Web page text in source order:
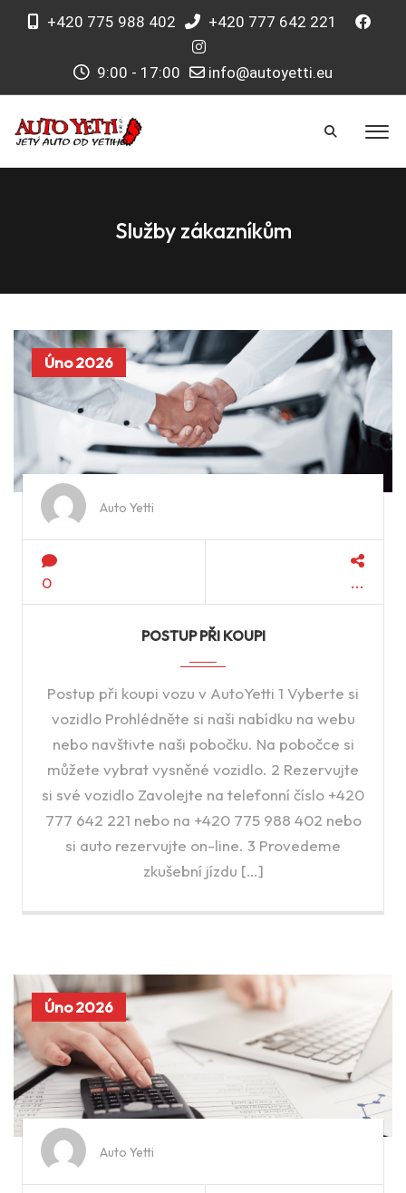
+420 775 988 402 +420 777 642 221
9:00 - 17:00 info@autoyetti.eu
Služby zákazníkům
Úno 2026
Auto Yetti
0
POSTUP PŘI KOUPI
Postup při koupi vozu v AutoYetti 1 Vyberte si
vozidlo Prohlédněte si naši nabídku na webu
nebo navštivte naši pobočku. Na pobočce si
můžete vybrat vysněné vozidlo. 2 Rezervujte
si své vozidlo Zavolejte na telefonní číslo +420
777 642 221 nebo na +420 775 988 402 nebo
si auto rezervujte on-line. 3 Provedeme
zkušební jízdu […]
Úno 2026
Auto Yetti